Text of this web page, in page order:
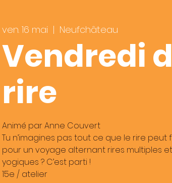
ven. 16 mai
  |
Neufchâteau
Vendredi
rire
Animé par Anne Couvert
Tu n’imagines pas tout ce que le rire peut
pour un voyage alternant rires multiples
yogiques ? C’est parti !
15e / atelier